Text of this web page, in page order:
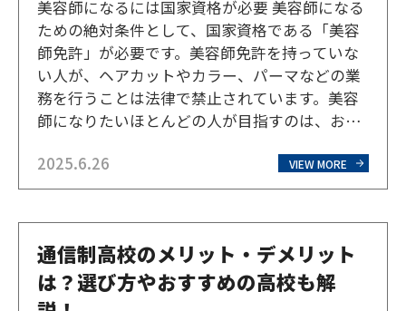
美容師になるには国家資格が必要 美容師になる
ための絶対条件として、国家資格である「美容
師免許」が必要です。美容師免許を持っていな
い人が、ヘアカットやカラー、パーマなどの業
務を行うことは法律で禁止されています。美容
師になりたいほとんどの人が目指すのは、お客
しょう。美容師免許は必須ですので、まずは免
許について解説していきます。 美容師免許を取
2025.6.26 VIEW MORE
通信制高校のメリット・デメリット
は？選び方やおすすめの高校も解